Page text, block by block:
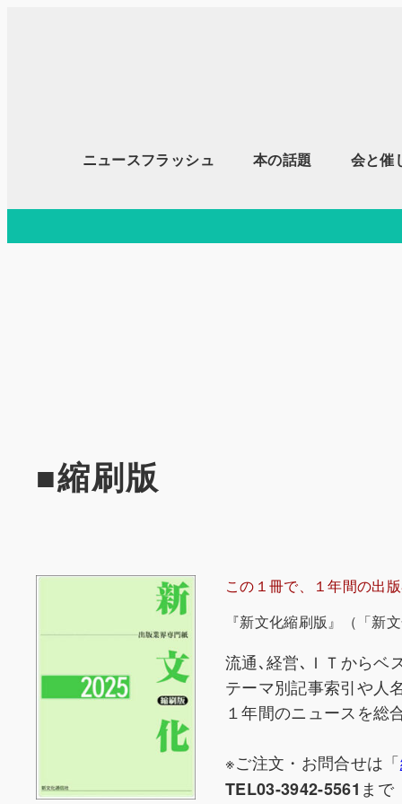
移
ニュースフラッシュ 本の話題 会と催
■縮刷版
この１冊で、１年間の出
『新文化縮刷版』（「新
流通､経営､ＩＴからベ
テーマ別記事索引や人
１年間のニュースを総
※ご注文・お問合せは「
TEL03-3942-5561 まで